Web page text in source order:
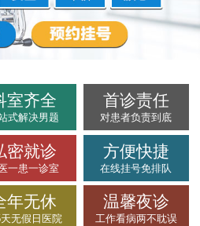
室齐全
式解决男题
首诊责任
对患者负责到底
密就诊
一患一诊室
方便快捷
在线挂号免排队
年无休
无假日医院
温馨夜诊
工作看病两不耽误